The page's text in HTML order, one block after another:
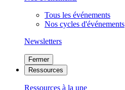
Tous les événements
Nos cycles d'événements
Newsletters
Fermer
Ressources
Ressources à la une